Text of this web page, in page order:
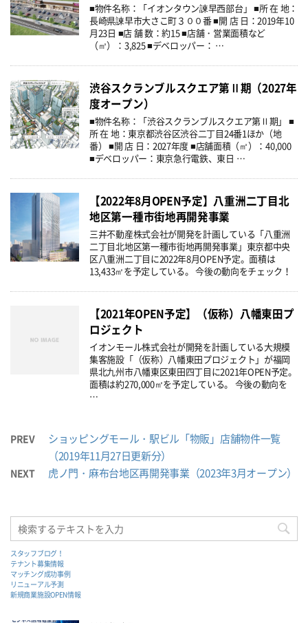
■物件名称：「イオンタウン諫早西部台」 ■所 在 地：
長崎県諫早市大さこ町３００番 ■開 店 日：2019年10
月23日 ■店 舗 数：約15 ■店舗・営業面積など
（㎡）：3,825 ■デベロッパー： …
渋谷スクランブルスクエア第Ⅱ期（2027年
度オープン）
■物件名称：「渋谷スクランブルスクエア第Ⅱ期」 ■
所 在 地：東京都渋谷区渋谷二丁目24番1ほか（地
番） ■開 店 日：2027年度 ■店舗面積（㎡）：40,000
■デベロッパー：東京急行電鉄、東日 …
【2022年8月OPEN予定】八重洲二丁目北
地区第一種市街地再開発事業
三井不動産株式会社が開発を計画している「八重洲
二丁目北地区第一種市街地再開発事業」東京都中央
区八重洲二丁目に2022年8月OPEN予定。面積は
13,433㎡を予定している。 今後の動向をチェック！
【2021年OPEN予定】（仮称）八幡東田プ
ロジェクト
イオンモール株式会社が開発を計画している大規模
集客施設「（仮称）八幡東田プロジェクト」が福岡
県北九州市八幡東区東田四丁目に2021年OPEN予定。
面積は約270,000㎡を予定している。 今後の動向を
…
PREV
ショッピングモール・駅ビル「物販」店舗物件一覧
（2019年11月27日更新分）
NEXT 虎ノ門・麻布台地区再開発事業（2023年3月オープン）
スタッフブログ！
テナント募集情報
マッチング成功事例
リニューアル予測
新規商業施設OPEN情報